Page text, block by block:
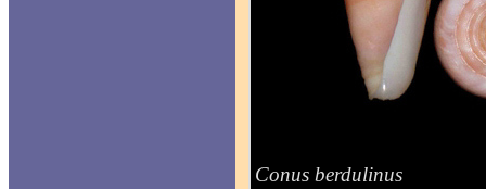
Conus berdulinus